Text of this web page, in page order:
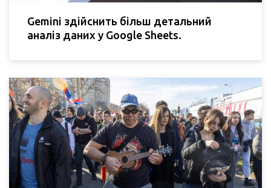
Gemini здійснить більш детальний
аналіз даних у Google Sheets.